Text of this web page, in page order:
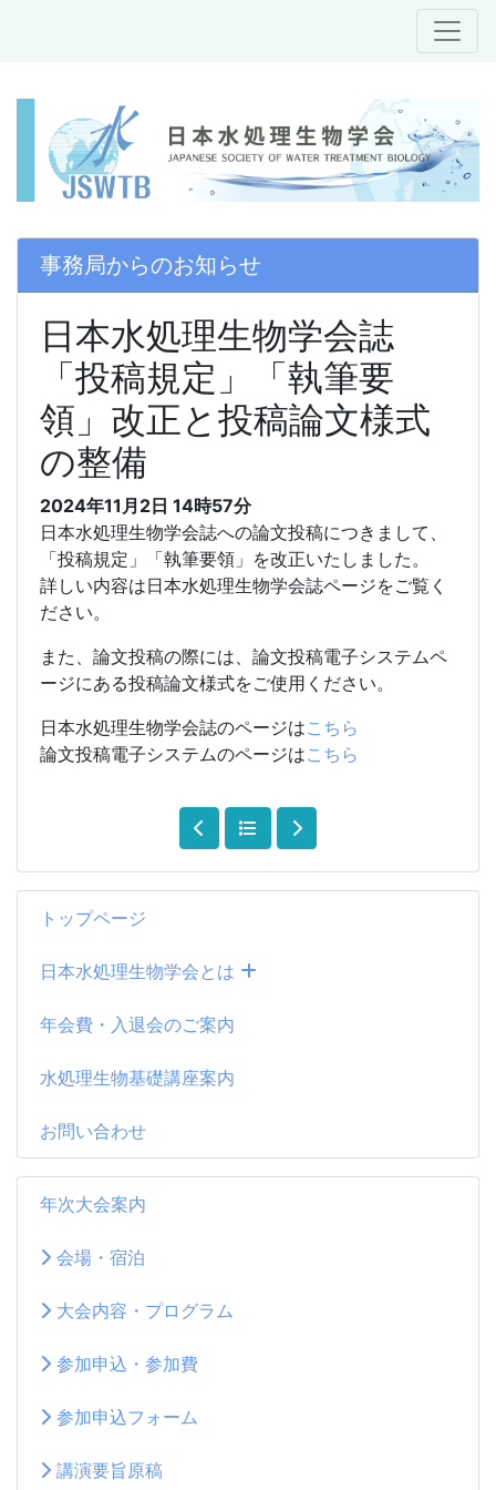
トップページ
日本水処理生物学会とは
年会費・入退会のご案内
水処理生物基礎講座案内
お問い合わせ
年次大会案内
会場・宿泊
大会内容・プログラム
参加申込・参加費
参加申込フォーム
講演要旨原稿
事務局からのお知らせ
日本水処理生物学会誌
「投稿規定」「執筆要
領」改正と投稿論文様式
の整備
2024年11月2日 14時57分
日本水処理生物学会誌への論文投稿につきまして、
「投稿規定」「執筆要領」を改正いたしました。
詳しい内容は日本水処理生物学会誌ページをご覧く
ださい。
また、論文投稿の際には、論文投稿電子システムペ
ージにある投稿論文様式をご使用ください。
日本水処理生物学会誌のページはこちら
論文投稿電子システムのページはこちら